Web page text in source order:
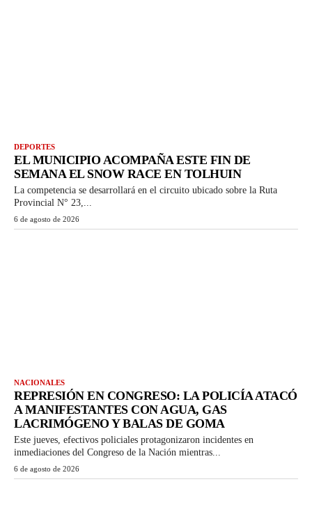
DEPORTES
EL MUNICIPIO ACOMPAÑA ESTE FIN DE
SEMANA EL SNOW RACE EN TOLHUIN
La competencia se desarrollará en el circuito ubicado sobre la Ruta
Provincial N° 23,...
6 de agosto de 2026
NACIONALES
REPRESIÓN EN CONGRESO: LA POLICÍA ATACÓ
A MANIFESTANTES CON AGUA, GAS
LACRIMÓGENO Y BALAS DE GOMA
Este jueves, efectivos policiales protagonizaron incidentes en
inmediaciones del Congreso de la Nación mientras...
6 de agosto de 2026